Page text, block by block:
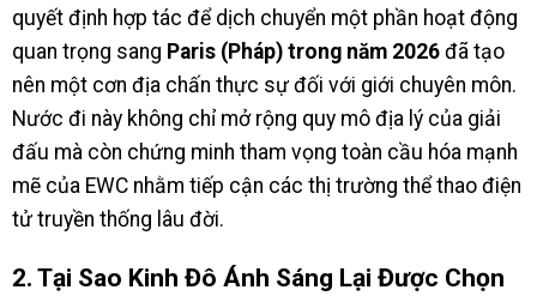
quyết định hợp tác để dịch chuyển một phần hoạt động
quan trọng sang Paris (Pháp) trong năm 2026 đã tạo
nên một cơn địa chấn thực sự đối với giới chuyên môn.
Nước đi này không chỉ mở rộng quy mô địa lý của giải
đấu mà còn chứng minh tham vọng toàn cầu hóa mạnh
mẽ của EWC nhằm tiếp cận các thị trường thể thao điện
tử truyền thống lâu đời.
2. Tại Sao Kinh Đô Ánh Sáng Lại Được Chọn